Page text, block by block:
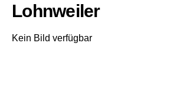
Lohnweiler
Kein Bild verfügbar